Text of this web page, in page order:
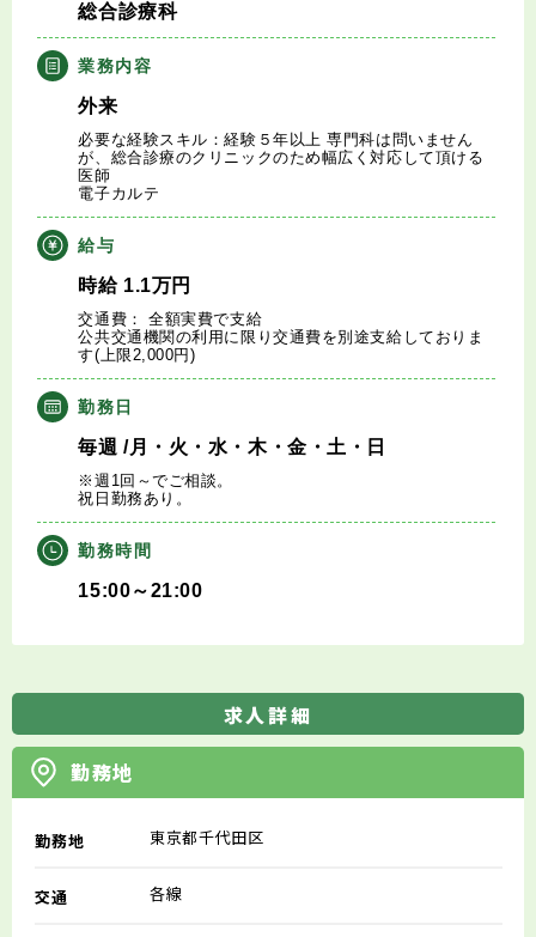
知りたい・聞きたい
転職成功事例
医師の転職マニュアル
データで見る医師の平均年収
医師に役立つ取材記事
大学医局紹介
総合診療科
業務内容
外来
必要な経験スキル：経験５年以上 専門科は問いません
が、総合診療のクリニックのため幅広く対応して頂ける
医師
電子カルテ
給与
時給1.1万円
交通費： 全額実費で支給
公共交通機関の利用に限り交通費を別途支給しておりま
す(上限2,000円)
勤務日
毎週 /月・火・水・木・金・土・日
※週1回～でご相談。
祝日勤務あり。
勤務時間
15:00～21:00
求人詳細
勤務地
勤務地 東京都千代田区
交通 各線